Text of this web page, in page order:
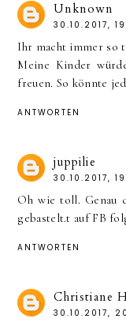
Unknown
30.10.2017,
Ihr macht immer so
Meine Kinder
freuen. So könnte
ANTWORTEN
juppilie
30.10.2017,
Oh wie toll. Genau
gebastelt.t auf FB
ANTWORTEN
Christiane
30.10.2017,